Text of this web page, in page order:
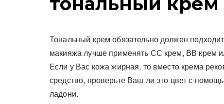
Тональный крем обязательно должен
макияжа лучше применять СС крем, ВВ крем
Если у Вас кожа жирная, то вместо крема
средство, проверьте Ваш ли это цвет с
ладони.